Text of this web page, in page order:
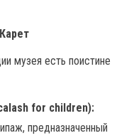
музея есть поистине
for children):
предназначенный